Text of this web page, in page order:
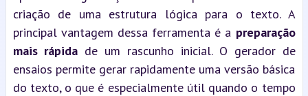
criação de uma estrutura lógica para o texto. A
principal vantagem dessa ferramenta é a preparação
mais rápida de um rascunho inicial. O gerador de
ensaios permite gerar rapidamente uma versão básica
do texto, o que é especialmente útil quando o tempo